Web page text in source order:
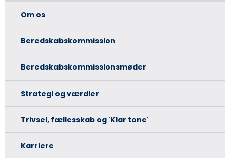
Om os
Beredskabskommission
Beredskabskommissionsmøder
Strategi og værdier
Trivsel, fællesskab og 'Klar tone'
Karriere